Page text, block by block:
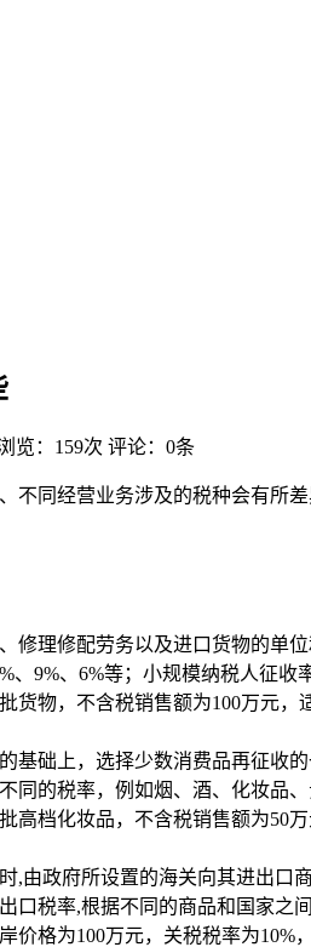
览：159次 评论：0条
不同经营业务涉及的税种会有所差
修理修配劳务以及进口货物的单
、9%、6%等；小规模纳税人征
货物，不含税销售额为100万元，
基础上，选择少数消费品再征收
同的税率，例如烟、酒、化妆品
高档化妆品，不含税销售额为50
,由政府所设置的海关向其进出口
口税率,根据不同的商品和国家之
价格为100万元，关税税率为10%